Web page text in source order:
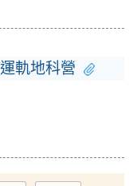
軌地科營